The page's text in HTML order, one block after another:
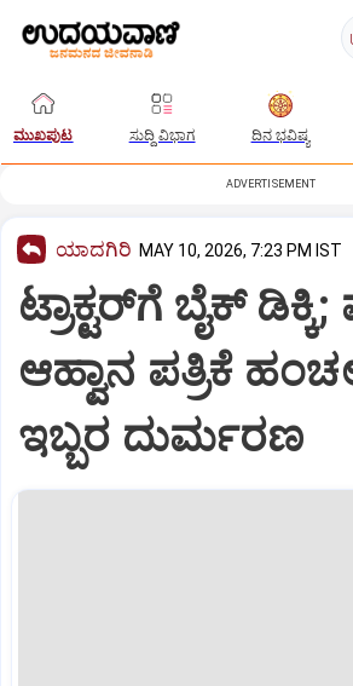
ಮುಖಪುಟ ಸುದ್ದಿ ವಿಭಾಗ ದಿನ ಭವಿಷ್ಯ
ADVERTISEMENT
ಯಾದಗಿರಿ MAY 10, 2026, 7:23 PM IST
ಟ್ರಾಕ್ಟರ್‌ಗೆ ಬೈಕ್
ಆಹ್ವಾನ ಪತ್ರಿಕೆ
ಇಬ್ಬರ ದುರ್ಮರಣ